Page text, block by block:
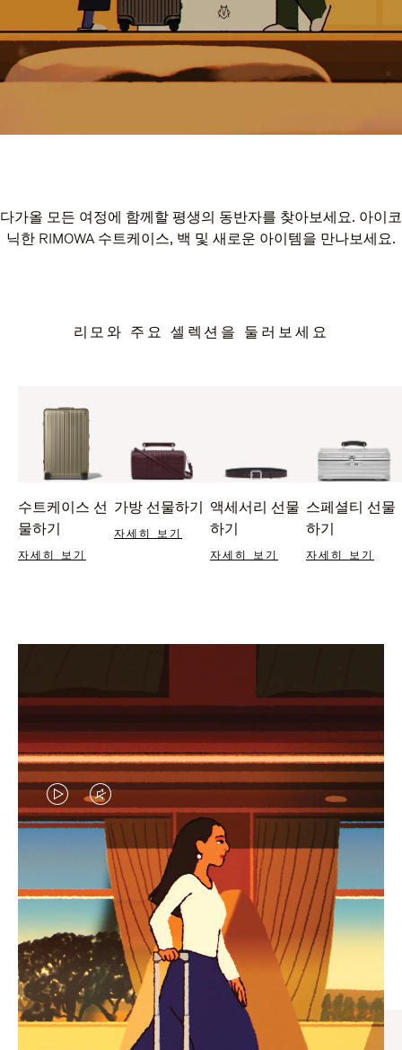
다가올 모든 여정에 함께할 평생의 동반자를 찾아보세요. 아이코
닉한 RIMOWA 수트케이스, 백 및 새로운 아이템을 만나보세요.
리모와 주요 셀렉션을 둘러보세요
수트케이스 선
물하기
자세히 보기
가방 선물하기
자세히 보기
액세서리 선물
하기
자세히 보기
스페셜티 선물
하기
자세히 보기
VIDEO
IS
PLAYED,
PLEASE
PRESS
TO
PAUSE
IT
VIDEO
IS
MUTED,
PLEASE
PRESS
TO
UNMUTE
IT
엄선된 기프트 셀렉션
모든 여정의 완벽한 동반자 찾
기